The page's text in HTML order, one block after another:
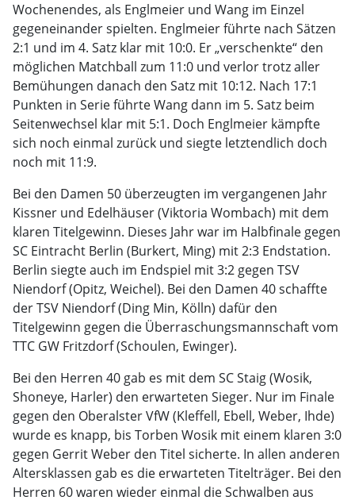
Wochenendes, als Englmeier und Wang im Einzel
gegeneinander spielten. Englmeier führte nach Sätzen
2:1 und im 4. Satz klar mit 10:0. Er „verschenkte“ den
möglichen Matchball zum 11:0 und verlor trotz aller
Bemühungen danach den Satz mit 10:12. Nach 17:1
Punkten in Serie führte Wang dann im 5. Satz beim
Seitenwechsel klar mit 5:1. Doch Englmeier kämpfte
sich noch einmal zurück und siegte letztendlich doch
noch mit 11:9.
Bei den Damen 50 überzeugten im vergangenen Jahr
Kissner und Edelhäuser (Viktoria Wombach) mit dem
klaren Titelgewinn. Dieses Jahr war im Halbfinale gegen
SC Eintracht Berlin (Burkert, Ming) mit 2:3 Endstation.
Berlin siegte auch im Endspiel mit 3:2 gegen TSV
Niendorf (Opitz, Weichel). Bei den Damen 40 schaffte
der TSV Niendorf (Ding Min, Kölln) dafür den
Titelgewinn gegen die Überraschungsmannschaft vom
TTC GW Fritzdorf (Schoulen, Ewinger).
Bei den Herren 40 gab es mit dem SC Staig (Wosik,
Shoneye, Harler) den erwarteten Sieger. Nur im Finale
gegen den Oberalster VfW (Kleffell, Ebell, Weber, Ihde)
wurde es knapp, bis Torben Wosik mit einem klaren 3:0
gegen Gerrit Weber den Titel sicherte. In allen anderen
Altersklassen gab es die erwarteten Titelträger. Bei den
Herren 60 waren wieder einmal die Schwalben aus